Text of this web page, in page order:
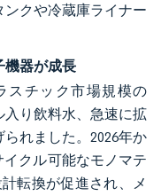
クや冷蔵庫ライナー
機器が成長
スチック市場規模の
入り飲料水、急速に拡
れました。2026年か
クル可能なモノマテ
転換が促進され、メ